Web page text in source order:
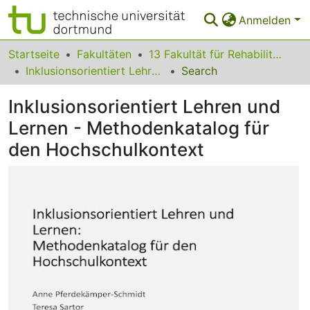
Anmelden
Bereiche & Sammlungen
Das gesamte Repositorium
Statistiken
FAQ
Startseite Fakultäten
13 Fakultät für Rehabilitationswissenschaften
Inklusionsorientiert Lehren und Lernen - Methodenkatalog für den Hochschulkontext
Search
Inklusionsorientiert Lehren und
Lernen - Methodenkatalog für
den Hochschulkontext